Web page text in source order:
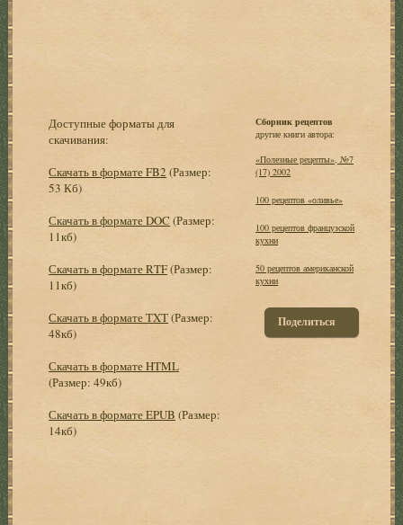
Доступные форматы для
скачивания:
Скачать в формате FB2 (Размер:
53 Кб)
Скачать в формате DOC (Размер:
11кб)
Скачать в формате RTF(Размер:
11кб)
Скачать в формате TXT(Размер:
48кб)
Скачать в формате HTML
(Размер: 49кб)
Скачать в формате EPUB (Размер:
14кб)
Сборник рецептов
другие книги автора:
«Полезные рецепты», №7
(17) 2002
100 рецептов «оливье»
100 рецептов французской
кухни
50 рецептов американской
кухни
Поделиться